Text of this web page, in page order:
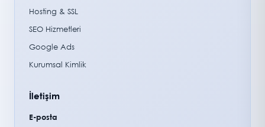
Hosting & SSL
SEO Hizmetleri
Google Ads
Kurumsal Kimlik
İletişim
E-posta